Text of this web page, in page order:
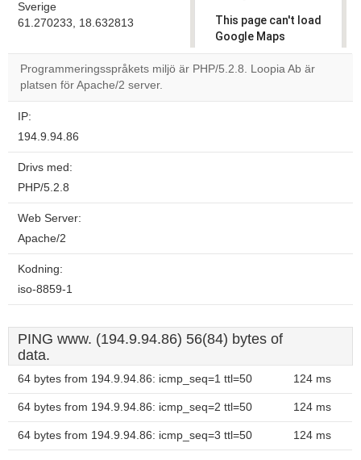
Sverige
61.270233, 18.632813
This page can't load
Google Maps
correctly.
own this
OK
Programmeringsspråkets miljö är PHP/5.2.8. Loopia Ab är
platsen för Apache/2 server.
IP:
194.9.94.86
Drivs med:
PHP/5.2.8
Web Server:
Apache/2
Kodning:
iso-8859-1
PING www. (194.9.94.86) 56(84) bytes of
data.
64 bytes from 194.9.94.86: icmp_seq=1 ttl=50 124 ms
64 bytes from 194.9.94.86: icmp_seq=2 ttl=50 124 ms
64 bytes from 194.9.94.86: icmp_seq=3 ttl=50 124 ms